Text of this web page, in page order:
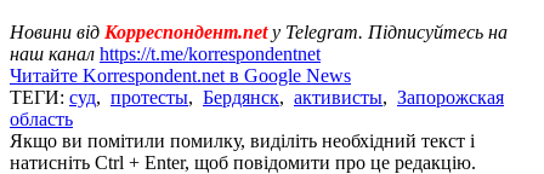
Новини від Корреспондент.net у Telegram. Підписуйтесь на
наш канал https://t.me/korrespondentnet
Читайте Korrespondent.net в Google News
ТЕГИ: суд, протесты, Бердянск, активисты, Запорожская
область
Якщо ви помітили помилку, виділіть необхідний текст і
натисніть Ctrl + Enter, щоб повідомити про це редакцію.